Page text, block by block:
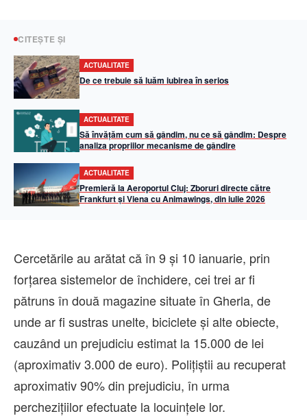
CITEȘTE ȘI
ACTUALITATE
De ce trebuie să luăm iubirea în serios
ACTUALITATE
Să învățăm cum să gândim, nu ce să gândim: Despre
analiza propriilor mecanisme de gândire
ACTUALITATE
Premieră la Aeroportul Cluj: Zboruri directe către
Frankfurt și Viena cu Animawings, din iulie 2026
Cercetările au arătat că în 9 și 10 ianuarie, prin
forțarea sistemelor de închidere, cei trei ar fi
pătruns în două magazine situate în Gherla, de
unde ar fi sustras unelte, biciclete și alte obiecte,
cauzând un prejudiciu estimat la 15.000 de lei
(aproximativ 3.000 de euro). Polițiștii au recuperat
aproximativ 90% din prejudiciu, în urma
perchezițiilor efectuate la locuințele lor.